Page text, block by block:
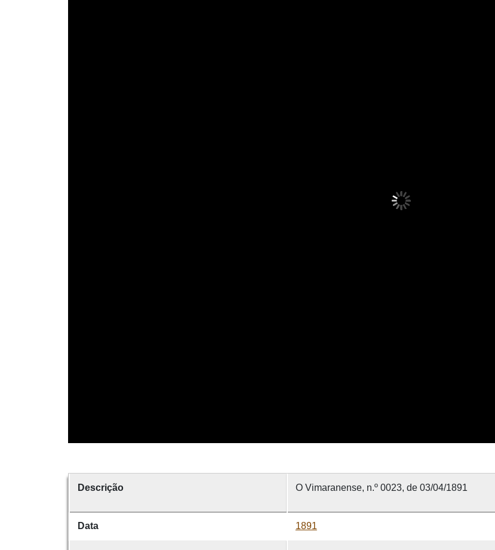
Descrição O Vimaranense, n.º 0023, de 03/04/1891
Data 1891